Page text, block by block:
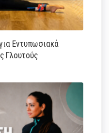
Εντυπωσιακά
Γλουτούς